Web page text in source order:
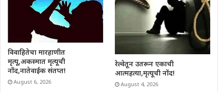
विवाहितेचा मारहाणीत
मृत्यू,अकस्मात मृत्यूची
नोंद,नातेवाईक संतप्त!
August 6, 2026
रेल्वेतून उतरून एकाची
आत्महत्या,मृत्यूची नोंद!
August 4, 2026